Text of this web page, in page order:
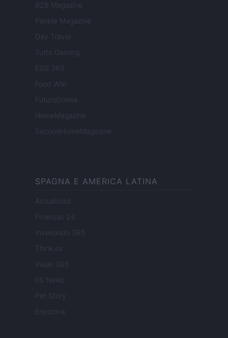
B2B Magazine
People Magazine
Day Travel
Tutto Gaming
ESG 365
Food Wiki
FuturoDonna
HomeMagazine
SecondHomeMagazine
SPAGNA E AMERICA LATINA
Actualidad
Finanzas 24
Investindo 365
Think.es
Viajar 365
ES Newz
Pet Story
Encocina